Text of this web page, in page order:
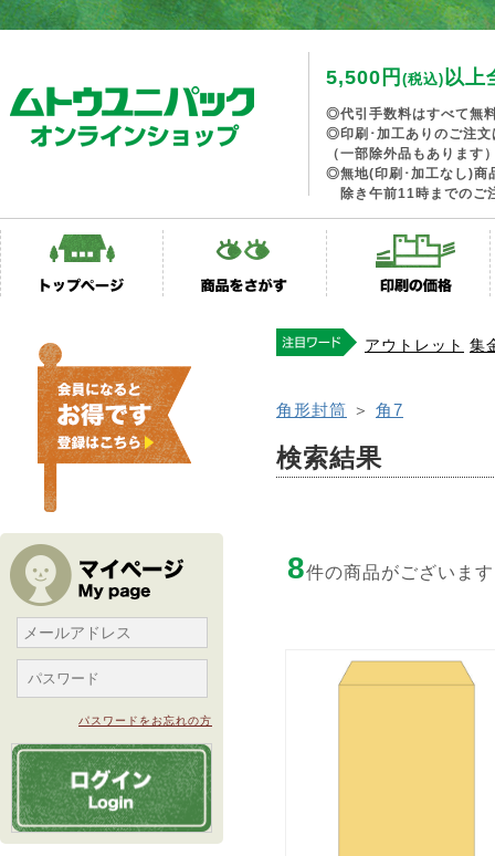
5,500円 (税込)以上
◎代引手数料はすべて無
◎印刷･加工ありのご注文
（一部除外品もあります
◎無地(印刷･加工なし)商
除き午前11時までのご
パスワードをお忘れの方
アウトレット 集
角形封筒 ＞ 角7
検索結果
8件の商品がございま